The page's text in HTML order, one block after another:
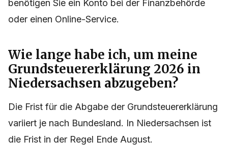
benötigen Sie ein Konto bei der Finanzbehörde
oder einen Online-Service.
Wie lange habe ich, um meine
Grundsteuererklärung 2026 in
Niedersachsen abzugeben?
Die Frist für die Abgabe der Grundsteuererklärung
variiert je nach Bundesland. In Niedersachsen ist
die Frist in der Regel Ende August.